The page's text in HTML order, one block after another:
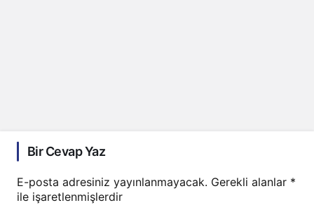
Bir Cevap Yaz
E-posta adresiniz yayınlanmayacak. Gerekli alanlar *
ile işaretlenmişlerdir